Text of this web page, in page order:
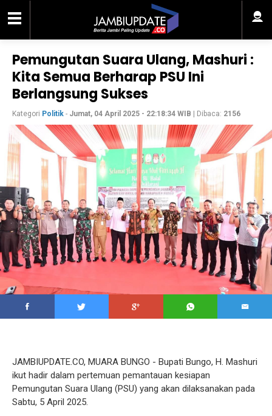
Pemungutan Suara Ulang, Mashuri :
Kita Semua Berharap PSU Ini
Berlangsung Sukses
Kategori Politik - Jumat, 04 April 2025 - 22:18:34 WIB | Dibaca: 2156
JAMBIUPDATE.CO, MUARA BUNGO - Bupati Bungo, H. Mashuri
ikut hadir dalam pertemuan pemantauan kesiapan
Pemungutan Suara Ulang (PSU) yang akan dilaksanakan pada
Sabtu, 5 April 2025.